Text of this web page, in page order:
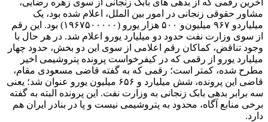
آخرین رقمی که از بدهی ‌های بابک زنجانی از سوی زهره رضایی،
مشاور حقوقی زنجانی در امور بین ‌الملل، اعلام شده بود، یک
‌میلیارد‌و ۹۶۷ میلیون‌و ۵۰۰ هزار یورو (۱۹۶۷۵۰۰۰۰۰) بود. این رقم
از سوی وزارت نفت حدود دو میلیارد یورو اعلام شد. در هر ‌حال با
وجود تناقض، کماکان رقم اعلامی از سوی این دو بخش، حدود چهار
میلیارد یورو از رقمی که در کیفرخواست پرونده پتروشیمی اخیر
مطرح شده، کمتر است؛ رقمی که به گفته قاضی مسعودی ‌مقام،
قاضی این پرونده، شش ‌میلیارد و ۶۵۶ میلیون یورو عنوان شد؛ یعنی
سه برابر بدهی بابک زنجانی به وزارت نفت. این پرونده‌ البته به گفته
برخی منابع آگاه، محدود به پتروشیمی نیست و پا در بنادر ایران هم
دارد.